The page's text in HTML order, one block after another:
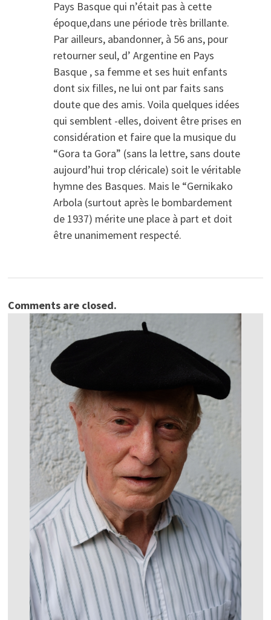
Pays Basque qui n’était pas à cette
époque,dans une période très brillante.
Par ailleurs, abandonner, à 56 ans, pour
retourner seul, d’ Argentine en Pays
Basque , sa femme et ses huit enfants
dont six filles, ne lui ont par faits sans
doute que des amis. Voila quelques idées
qui semblent -elles, doivent être prises en
considération et faire que la musique du
“Gora ta Gora” (sans la lettre, sans doute
aujourd’hui trop cléricale) soit le véritable
hymne des Basques. Mais le “Gernikako
Arbola (surtout après le bombardement
de 1937) mérite une place à part et doit
être unanimement respecté.
Comments are closed.